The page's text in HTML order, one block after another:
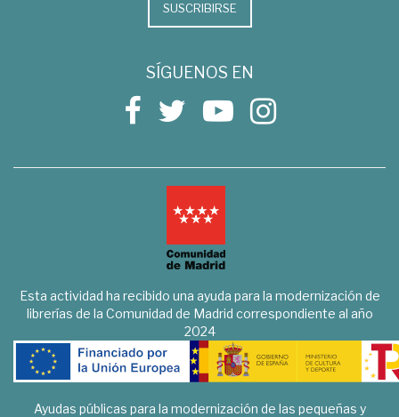
SUSCRIBIRSE
SÍGUENOS EN
Esta actividad ha recibido una ayuda para la modernización de
librerías de la Comunidad de Madrid correspondiente al año
2024
Ayudas públicas para la modernización de las pequeñas y